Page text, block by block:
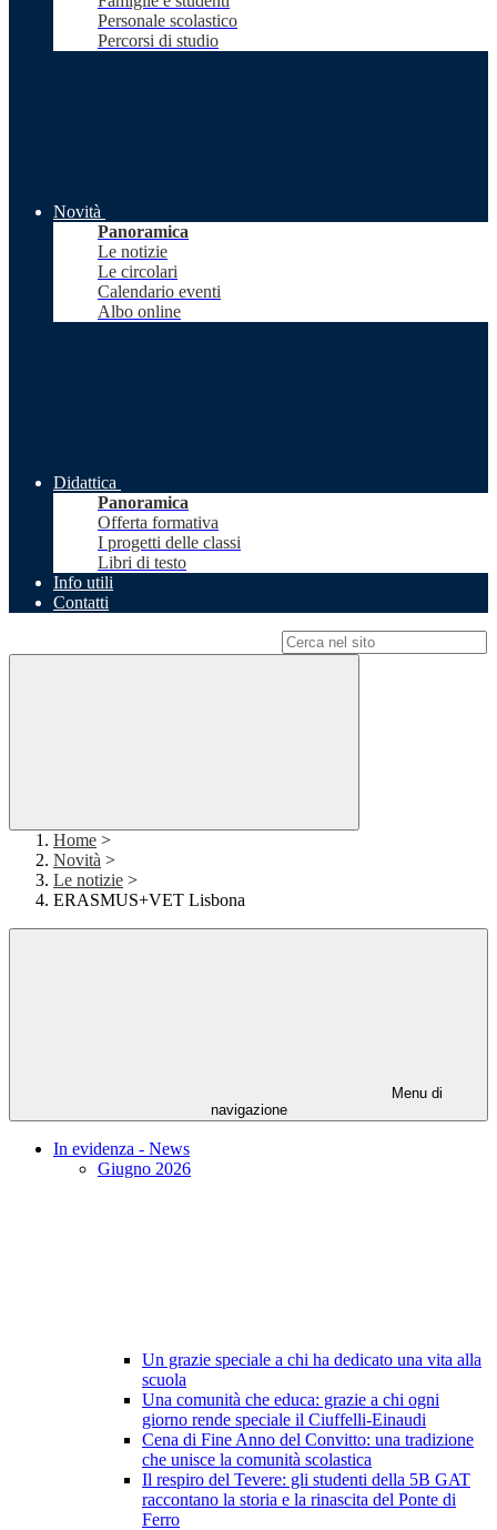
Personale scolastico
Percorsi di studio
Novità
Panoramica
Le notizie
Le circolari
Calendario eventi
Albo online
Didattica
Panoramica
Offerta formativa
I progetti delle classi
Libri di testo
Info utili
Contatti
Home >
Novità >
Le notizie >
ERASMUS+VET Lisbona
Menu di
navigazione
In evidenza - News
Giugno 2026
Un grazie speciale a chi ha dedicato una vita alla
scuola
Una comunità che educa: grazie a chi ogni
giorno rende speciale il Ciuffelli-Einaudi
Cena di Fine Anno del Convitto: una tradizione
che unisce la comunità scolastica
Il respiro del Tevere: gli studenti della 5B GAT
raccontano la storia e la rinascita del Ponte di
Ferro